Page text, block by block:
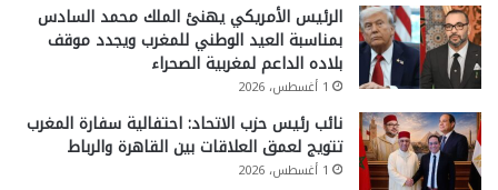
الرئيس الأمريكي يهنئ الملك محمد السادس
بمناسبة العيد الوطني للمغرب ويجدد موقف
بلاده الداعم لمغربية الصحراء
1 أغسطس، 2026
نائب رئيس حزب الاتحاد: احتفالية سفارة المغرب
تتويج لعمق العلاقات بين القاهرة والرباط
1 أغسطس، 2026